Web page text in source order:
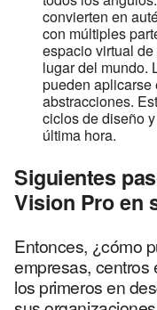
convierten en
con múltiples
espacio virtual
lugar del mundo.
pueden aplicarse
abstracciones.
ciclos de diseño
última hora.
Siguientes
Vision Pro en
Entonces, ¿cómo
empresas, centros
los primeros en